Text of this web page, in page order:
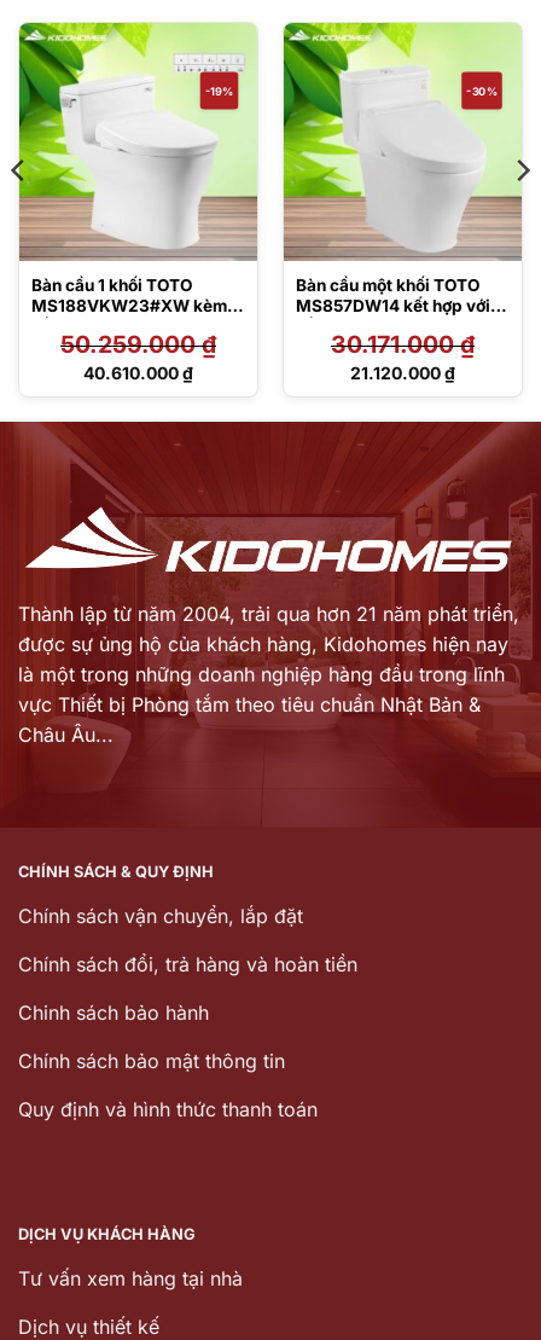
-19%
Bàn cầu 1 khối TOTO
MS188VKW23#XW kèm
TCF47360GAA
50.259.000₫
Giá
40.610.000₫
Giá
-30%
Bàn cầu một khối TOTO
MS857DW14 kết hợp với
C5 – TCF24410AAA
(220V)
30.171.000₫
Giá
30.171.000 ₫.
21.120.000₫
Giá
21.120.000 ₫.
Thành lập từ năm 2004, trải qua hơn 21 năm phát triển,
được sự ủng hộ của khách hàng, Kidohomes hiện nay
là một trong những doanh nghiệp hàng đầu trong lĩnh
vực Thiết bị Phòng tắm theo tiêu chuẩn Nhật Bản &
Châu Âu...
CHÍNH SÁCH & QUY ĐỊNH
Chính sách vận chuyển, lắp đặt
Chính sách đổi, trả hàng và hoàn tiền
Chinh sách bảo hành
Chính sách bảo mật thông tin
Quy định và hình thức thanh toán
DỊCH VỤ KHÁCH HÀNG
Tư vấn xem hàng tại nhà
Dịch vụ thiết kế